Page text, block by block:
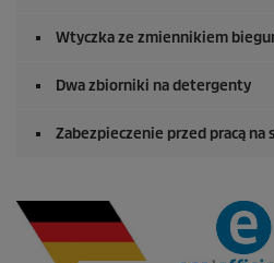
Wtyczka ze zmiennikiem
Dwa zbiorniki na detergenty
Zabezpieczenie przed pracą na